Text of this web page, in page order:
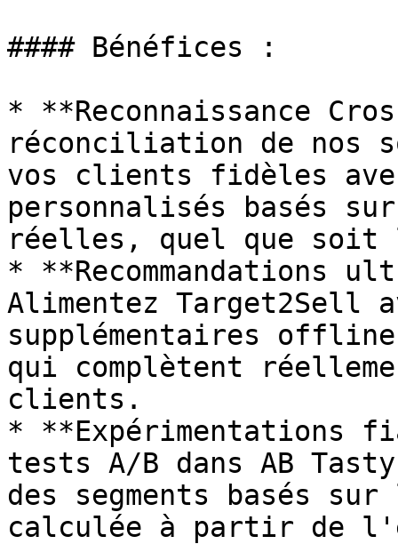
#### Bénéfices :
* **Reconnaissance
réconciliation de nos
vos clients fidèles avec
personnalisés basés
réelles, quel que soit
* **Recommandations
Alimentez Target2Sell
supplémentaires
qui complètent
clients.
* **Expérimentations
tests A/B dans AB
des segments basés
calculée à partir de